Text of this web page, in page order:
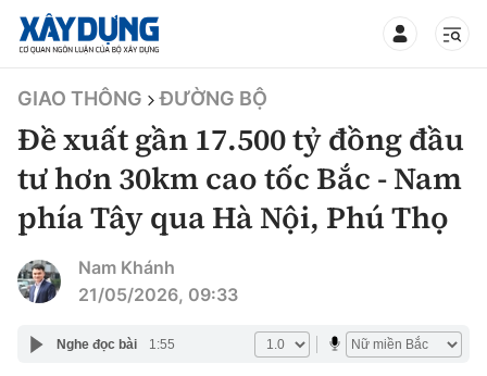
TIN BỘ XÂY DỰNG
CHUYÊN MỤC
Mới nhất
Thời sự
GIAO THÔNG ĐƯỜNG BỘ
Đề xuất gần 17.500 tỷ đồng đầu
tư hơn 30km cao tốc Bắc - Nam
phía Tây qua Hà Nội, Phú Thọ
Nam Khánh
21/05/2026, 09:33
Nghe đọc bài 1:55